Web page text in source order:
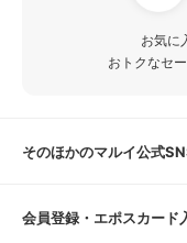
お気に
おトクなセ
そのほかのマルイ公式
会員登録・エポスカード